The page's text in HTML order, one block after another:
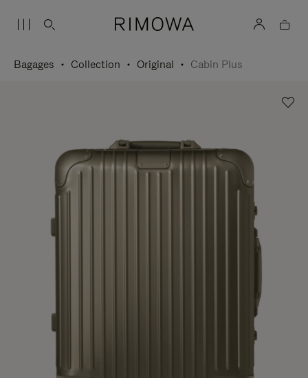
Bagages Collection Original Cabin Plus